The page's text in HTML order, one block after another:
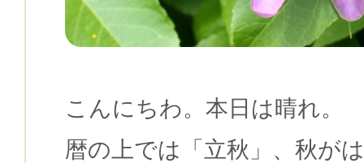
こんにちわ。本日は晴れ。
暦の上では「立秋」、秋が